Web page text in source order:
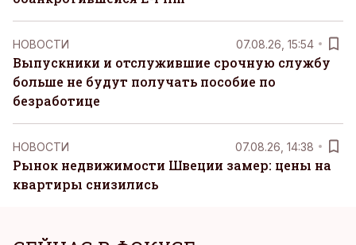
НОВОСТИ 07.08.26, 15:54
Выпускники и отслужившие срочную службу
больше не будут получать пособие по
безработице
НОВОСТИ 07.08.26, 14:38
Рынок недвижимости Швеции замер: цены на
квартиры снизились